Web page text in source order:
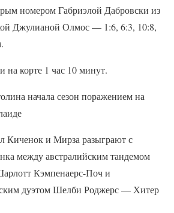
номером Габриэлой Дабровски из
Джулианой Олмос — 1:6, 6:3, 10:8,
на корте 1 час 10 минут.
начала сезон поражением на
Киченок и Мирза разыграют с
между австралийским тандемом
Кэмпенаерс-Поч и
дуэтом Шелби Роджерс — Хитер